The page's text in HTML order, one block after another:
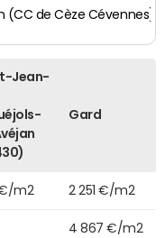
de Cèze Cévennes)
Jean-
Gard
m2 2 251 €/m2
4 867 €/m2